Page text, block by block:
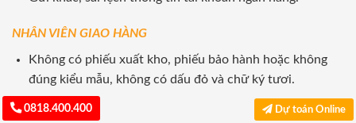
NHÂN VIÊN GIAO HÀNG
Không có phiếu xuất kho, phiếu bảo hành hoặc không
đúng kiểu mẫu, không có dấu đỏ và chữ ký tươi.
0818.400.400 Dự toán Online